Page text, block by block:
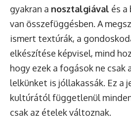
gyakran a nosztalgiával és
van összefüggésben. A
ismert textúrák, a
elkészítése képvisel, mind
hogy ezek a fogások ne csak
lelkünket is jóllakassák. Ez a
kultúrától függetlenül
csak az ételek változnak.